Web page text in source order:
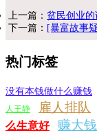
上一篇：贫民创业
下一篇： [暴富故事
热门标签
没有本钱做什么赚钱
人王静
雇人排队
么生意好
赚大钱